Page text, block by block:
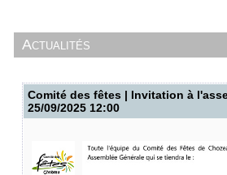
Actualités
Comité des fêtes | Invitation à
25/09/2025 12:00